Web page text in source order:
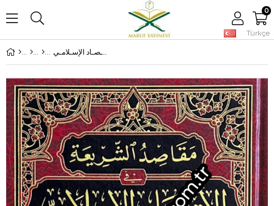
Türkçe
0
مـقـاصـد الـشـريـعـة فـي الإقـتـصـاد الإسـلامـي - Makasıdu Şeria Fil İktisad İslamiyye